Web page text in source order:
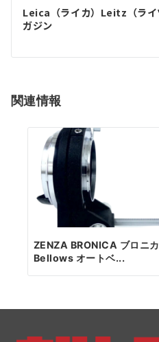
ゲ
シ
ン
Leica（ライカ）Leitz（ライ
ガジン
関連情報
ZENZA BRONICA ブロニ
Bellows オートベ...